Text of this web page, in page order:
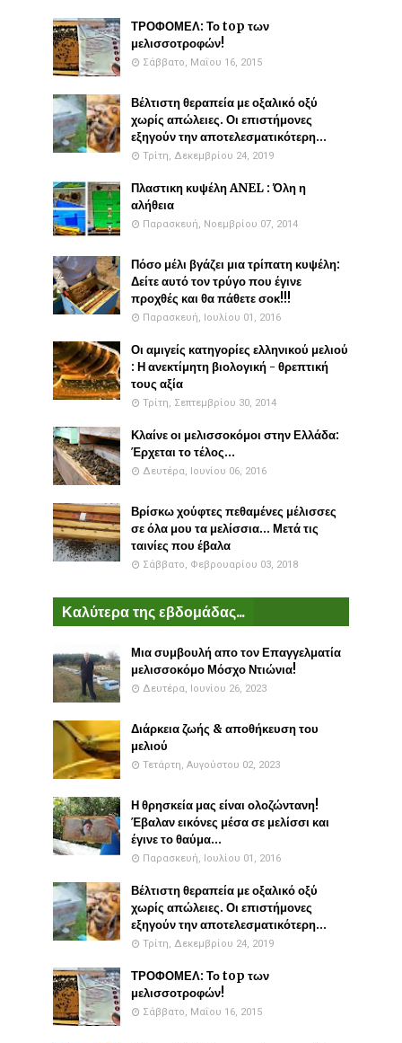
ΤΡΟΦΟΜΕΛ: Το top των
μελισσοτροφών!
Σάββατο, Μαΐου 16, 2015
Βέλτιστη θεραπεία με οξαλικό οξύ
χωρίς απώλειες. Οι επιστήμονες
εξηγούν την αποτελεσματικότερη...
Τρίτη, Δεκεμβρίου 24, 2019
Πλαστικη κυψέλη ANEL : Όλη η
αλήθεια
Παρασκευή, Νοεμβρίου 07, 2014
Πόσο μέλι βγάζει μια τρίπατη κυψέλη:
Δείτε αυτό τον τρύγο που έγινε
προχθές και θα πάθετε σοκ!!!
Παρασκευή, Ιουλίου 01, 2016
Οι αμιγείς κατηγορίες ελληνικού μελιού
: Η ανεκτίμητη βιολογική - θρεπτική
τους αξία
Τρίτη, Σεπτεμβρίου 30, 2014
Κλαίνε οι μελισσοκόμοι στην Ελλάδα:
Έρχεται το τέλος...
Δευτέρα, Ιουνίου 06, 2016
Βρίσκω χούφτες πεθαμένες μέλισσες
σε όλα μου τα μελίσσια... Μετά τις
ταινίες που έβαλα
Σάββατο, Φεβρουαρίου 03, 2018
Καλύτερα της εβδομάδας...
Μια συμβουλή απο τον Επαγγελματία
μελισσοκόμο Μόσχο Ντιώνια!
Δευτέρα, Ιουνίου 26, 2023
Διάρκεια ζωής & αποθήκευση του
μελιού
Τετάρτη, Αυγούστου 02, 2023
Η θρησκεία μας είναι ολοζώντανη!
Έβαλαν εικόνες μέσα σε μελίσσι και
έγινε το θαύμα...
Παρασκευή, Ιουλίου 01, 2016
Βέλτιστη θεραπεία με οξαλικό οξύ
χωρίς απώλειες. Οι επιστήμονες
εξηγούν την αποτελεσματικότερη...
Τρίτη, Δεκεμβρίου 24, 2019
ΤΡΟΦΟΜΕΛ: Το top των
μελισσοτροφών!
Σάββατο, Μαΐου 16, 2015